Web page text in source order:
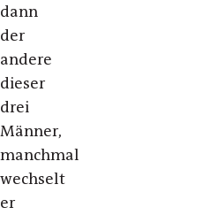
dann
der
andere
dieser
drei
Männer,
manchmal
wechselt
er